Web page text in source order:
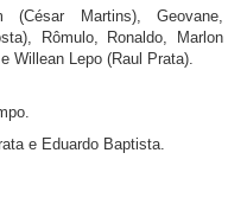
(César Martins), Geovane,
Rômulo, Ronaldo, Marlon
Willean Lepo (Raul Prata).
e Eduardo Baptista.